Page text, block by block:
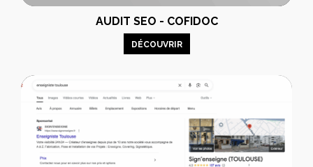
AUDIT SEO - COFIDOC
DÉCOUVRIR